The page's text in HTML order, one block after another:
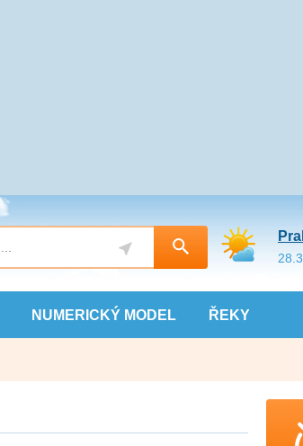
NUMERICKÝ MODEL ŘEKY